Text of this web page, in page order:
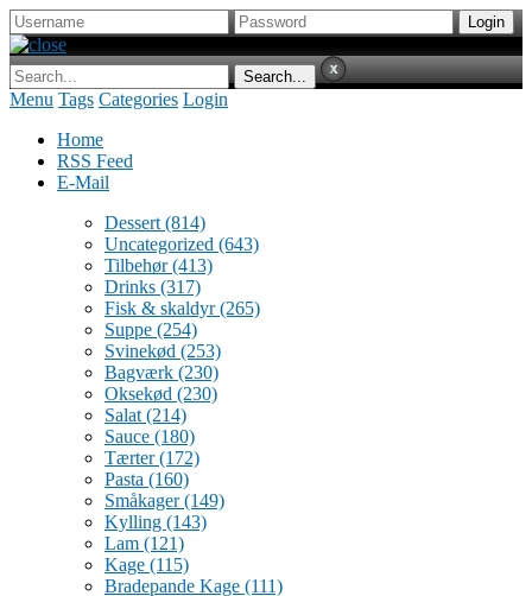
Menu Tags Categories Login
Home
RSS Feed
E-Mail
Dessert (814)
Uncategorized (643)
Tilbehør(413)
Drinks (317)
Fisk & skaldyr(265)
Suppe (254)
Svinekød (253)
Bagværk (230)
Oksekød (230)
Salat (214)
Sauce (180)
Tærter(172)
Pasta (160)
Småkager(149)
Kylling (143)
Lam (121)
Kage (115)
Bradepande Kage (111)